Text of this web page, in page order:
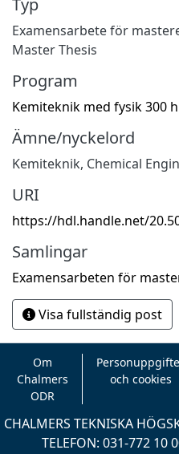
Examensarbete för
Master Thesis
Program
Kemiteknik med fysik 300
Ämne/nyckelord
Kemiteknik, Chemical
URI
https://hdl.handle.net/
Samlingar
Examensarbeten för
Visa fullständig post
Om
Chalmers
ODR
och cookies
CHALMERS TEKNISKA
TELEFON: 031-772 10